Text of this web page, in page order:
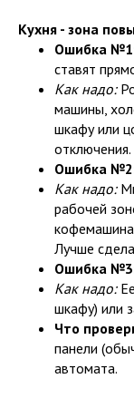
Кухня - зона
Ошибка
ставят
Как надо:
машины,
шкафу или
отключения.
Ошибка
Как надо:
рабочей
Лучше
Ошибка
Как надо:
шкафу) или
Что
панели
автомата.